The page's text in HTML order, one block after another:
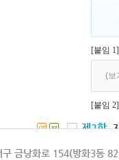
[붙임
(보
[붙임
연 북 제2항
1. 파열
금낭화로 154(방화3동